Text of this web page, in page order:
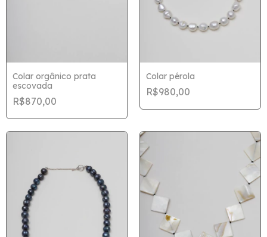
Colar orgânico prata
escovada
R$870,00
Colar pérola
R$980,00